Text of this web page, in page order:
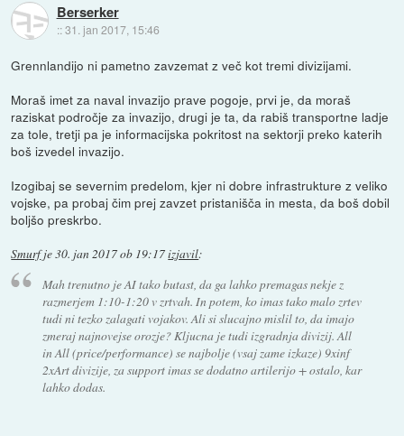
Berserker
::31. jan 2017, 15:46
Grennlandijo ni pametno zavzemat z več kot tremi divizijami.
Moraš imet za naval invazijo prave pogoje, prvi je, da moraš
raziskat področje za invazijo, drugi je ta, da rabiš transportne ladje
za tole, tretji pa je informacijska pokritost na sektorji preko katerih
boš izvedel invazijo.
Izogibaj se severnim predelom, kjer ni dobre infrastrukture z veliko
vojske, pa probaj čim prej zavzet pristanišča in mesta, da boš dobil
boljšo preskrbo.
Smurfje30. jan 2017 ob 19:17izjavil:
Mah trenutno je AI tako butast, da ga lahko premagas nekje z
razmerjem 1:10-1:20 v zrtvah. In potem, ko imas tako malo zrtev
tudi ni tezko zalagati vojakov. Ali si slucajno mislil to, da imajo
zmeraj najnovejse orozje? Kljucna je tudi izgradnja divizij. All
in All (price/performance) se najbolje (vsaj zame izkaze) 9xinf
2xArt divizije, za support imas se dodatno artilerijo + ostalo, kar
lahko dodas.